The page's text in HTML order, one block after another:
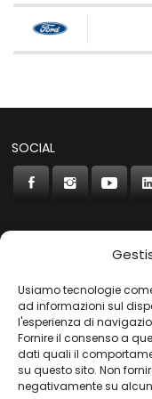
Usiamo tecnologie
ad informazioni sul
l'esperienza di
Fornire il consenso a
dati quali il
su questo sito. Non
negativamente su
SOCIAL
Gruppo Carfin SPA |
Via L. Perini 50 - 16152